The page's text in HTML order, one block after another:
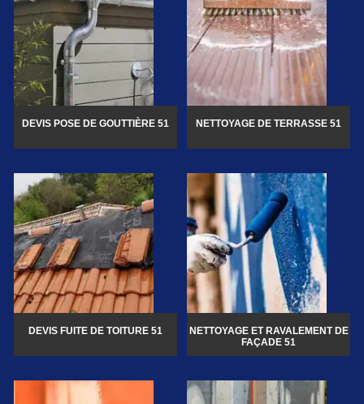
DEVIS POSE DE GOUTTIÈRE 51 NETTOYAGE DE TERRASSE 51
DEVIS FUITE DE TOITURE 51
NETTOYAGE ET RAVALEMENT DE
FAÇADE 51